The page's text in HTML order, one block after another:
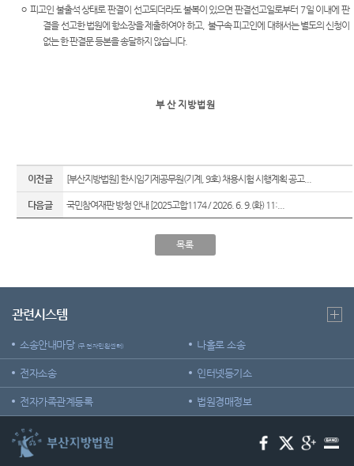
ㅇ 피고인 불출석 상태로 판결이 선고되더라도 불복이 있으면 판결선고일로부터 7일 이내에 판
결을 선고한 법원에 항소장을 제출하여야 하고,불구속 피고인에 대해서는 별도의 신청이
없는 한 판결문 등본을 송달하지 않습니다.
부 산 지 방 법 원
이전글 [부산지방법원] 한시임기제공무원(기계, 9호) 채용시험 시행계획 공고...
다음글 국민참여재판 방청 안내 [2025고합1174 / 2026. 6. 9.(화) 11:...
목록
관련시스템
소송안내마당 (구 전자민원센터) 나홀로 소송
전자소송 인터넷등기소
전자가족관계등록 법원경매정보